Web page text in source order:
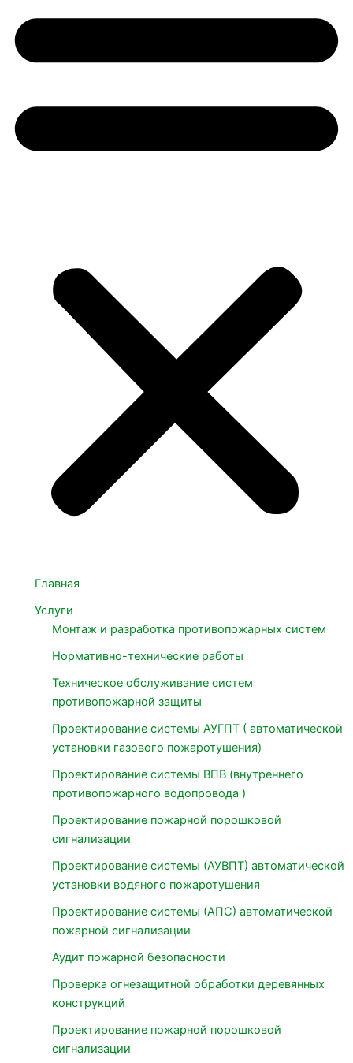
Главная
Услуги
Монтаж и разработка противопожарных систем
Нормативно-технические работы
Техническое обслуживание систем
противопожарной защиты
Проектирование системы АУГПТ ( автоматической
установки газового пожаротушения)
Проектирование системы ВПВ (внутреннего
противопожарного водопровода )
Проектирование пожарной порошковой
сигнализации
Проектирование системы (АУВПТ) автоматической
установки водяного пожаротушения
Проектирование системы (АПС) автоматической
пожарной сигнализации
Аудит пожарной безопасности
Проверка огнезащитной обработки деревянных
конструкций
Проектирование пожарной порошковой
сигнализации